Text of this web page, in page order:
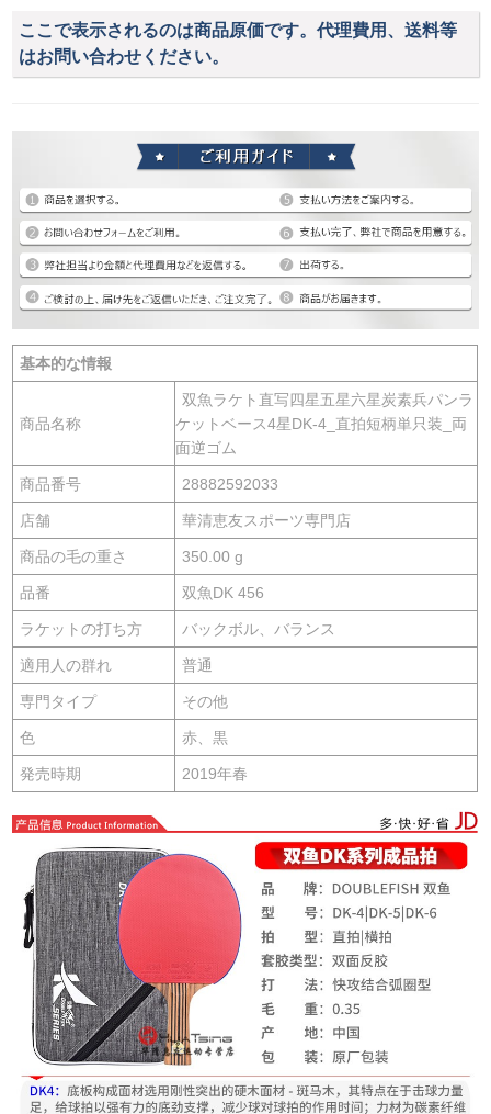
ここで表示されるのは商品原価です。代理費用、送料等
はお問い合わせください。
基本的な情報
商品名称
双魚ラケト直写四星五星六星炭素兵パンラ
ケットベース4星DK-4_直拍短柄単只装_両
面逆ゴム
商品番号 28882592033
店舗 華清恵友スポーツ専門店
商品の毛の重さ 350.00 g
品番 双魚DK 456
ラケットの打ち方 バックボル、バランス
適用人の群れ 普通
専門タイプ その他
色 赤、黒
発売時期 2019年春